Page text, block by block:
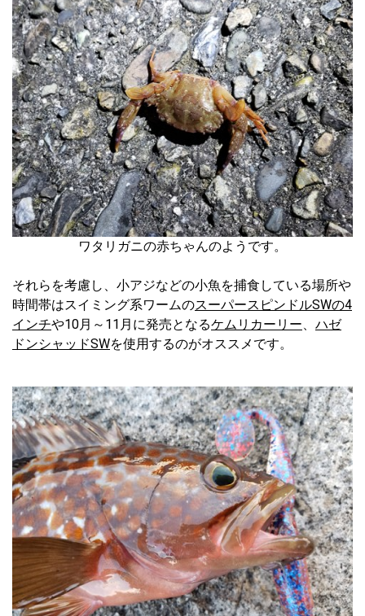
ワタリガニの赤ちゃんのようです。
それらを考慮し、小アジなどの小魚を捕食している場所や
時間帯はスイミング系ワームのスーパースピンドルSWの4
インチや10月～11月に発売となるケムリカーリー、 ハゼ
ドンシャッドSWを使用するのがオススメです。